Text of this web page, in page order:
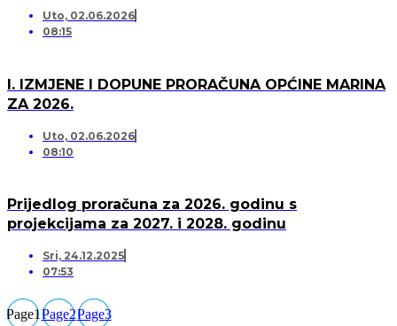
Uto, 02.06.2026
08:15
I. IZMJENE I DOPUNE PRORAČUNA OPĆINE MARINA
ZA 2026.
Uto, 02.06.2026
08:10
Prijedlog proračuna za 2026. godinu s
projekcijama za 2027. i 2028. godinu
Sri, 24.12.2025
07:53
Page1Page2Page3